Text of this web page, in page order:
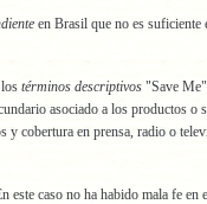
en Brasil que no es suficiente
términos descriptivos "Save
asociado a los productos o
y cobertura en prensa, radio o
este caso no ha habido mala fe en